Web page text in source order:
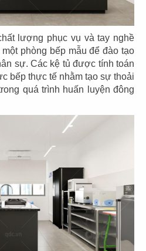
lượng phục vụ và tay nghề
phòng bếp mẫu để đào tạo
sự. Các kệ tủ được tính toán
bếp thực tế nhằm tạo sự thoải
quá trình huấn luyện đông
72
JOLLIBEE
CN Cần Thơ
74
JOLLIBEE
CN Vĩnh Long